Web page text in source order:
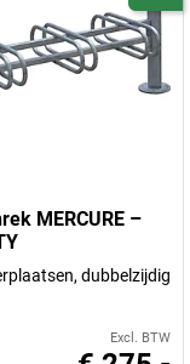
MERCURE –
dubbelzijdig
Excl. BTW